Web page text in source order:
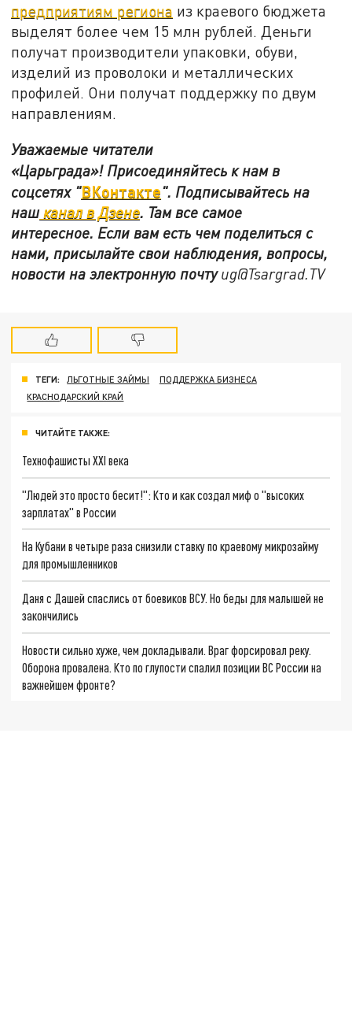
предприятиям региона из краевого бюджета
выделят более чем 15 млн рублей. Деньги
получат производители упаковки, обуви,
изделий из проволоки и металлических
профилей. Они получат поддержку по двум
направлениям.
Уважаемые читатели
«Царьграда»! Присоединяйтесь к нам в
соцсетях "ВКонтакте". Подписывайтесь на
нашканал в Дзене. Там все самое
интересное. Если вам есть чем поделиться с
нами, присылайте свои наблюдения, вопросы,
новости на электронную почтуug@Tsargrad.TV
ТЕГИ: ЛЬГОТНЫЕ ЗАЙМЫ
ПОДДЕРЖКА БИЗНЕСА
КРАСНОДАРСКИЙ КРАЙ
ЧИТАЙТЕ ТАКЖЕ:
Технофашисты XXI века
"Людей это просто бесит!": Кто и как создал миф о "высоких
зарплатах" в России
На Кубани в четыре раза снизили ставку по краевому микрозайму
для промышленников
Даня с Дашей спаслись от боевиков ВСУ. Но беды для малышей не
закончились
Новости сильно хуже, чем докладывали. Враг форсировал реку.
Оборона провалена. Кто по глупости спалил позиции ВС России на
важнейшем фронте?